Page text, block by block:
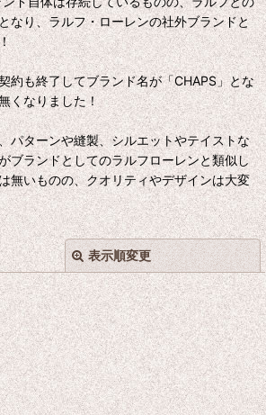
なり、ラルフ・ローレンの社外ブランドと
約も終了してブランド名が「CHAPS」とな
くなりました！
パターンや縫製、シルエットやテイストな
ブランドとしてのラルフローレンと類似し
無いものの、クオリティやデザインは大変
表示順変更
絞り込む
閉じる